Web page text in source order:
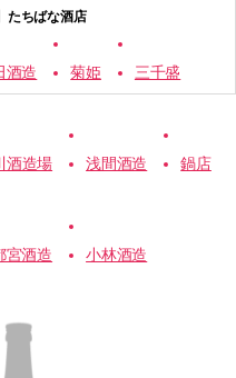
酒造 菊姫 三千盛
酒造場 浅間酒造 鍋店
宮酒造 小林酒造
たちばな酒店